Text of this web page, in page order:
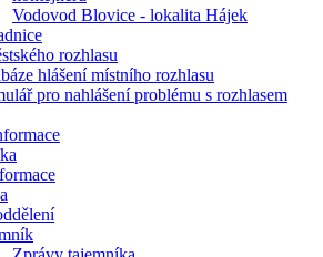
Vodovod Blovice - lokalita Hájek
rozhlasu
hlášení místního rozhlasu
pro nahlášení problému s rozhlasem